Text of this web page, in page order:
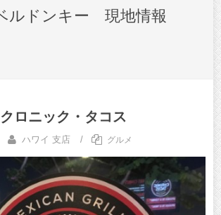
ルドンキー 現地情報
クロニック・タコス
ハワイ 支店 / グルメ